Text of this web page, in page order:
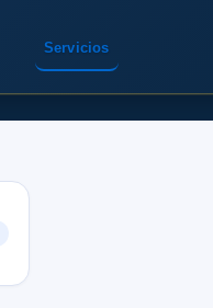
Servicios